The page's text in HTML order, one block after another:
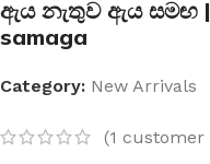
ඇය නැතුව ඇය සමඟ |
samaga
Category: New Arrivals
(1 customer